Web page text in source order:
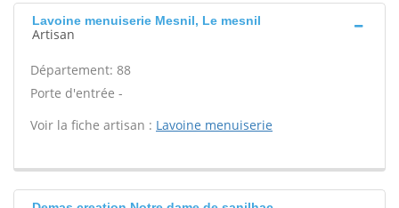
Lavoine menuiserie Mesnil, Le mesnil
Artisan
Département: 88
Porte d'entrée -
Voir la fiche artisan : Lavoine menuiserie